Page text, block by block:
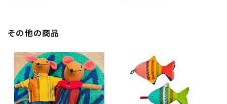
その他の商品